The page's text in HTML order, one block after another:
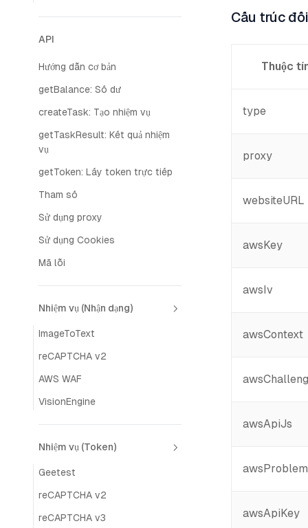
API
Hướng dẫn cơ bản
getBalance: Số dư
createTask: Tạo nhiệm vụ
getTaskResult: Kết quả nhiệm
vụ
getToken: Lấy token trực tiếp
Tham số
Sử dụng proxy
Sử dụng Cookies
Mã lỗi
Nhiệm vụ (Nhận dạng)
ImageToText
reCAPTCHA v2
AWS WAF
VisionEngine
Nhiệm vụ (Token)
Geetest
reCAPTCHA v2
reCAPTCHA v3
Cấu trúc
Thuộc
type
proxy
websiteURL
awsKey
awsIv
awsContext
awsApiJs
awsApiKey